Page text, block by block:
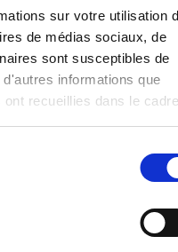
sur votre utilisation
de médias sociaux, de
sont susceptibles de
informations que
recueillies dans le cadre
traitées aux États-Unis
1, page 1, alinéa a
protection des données,
en Allemagne).
other way
mentioned or used on
trademarks* of the